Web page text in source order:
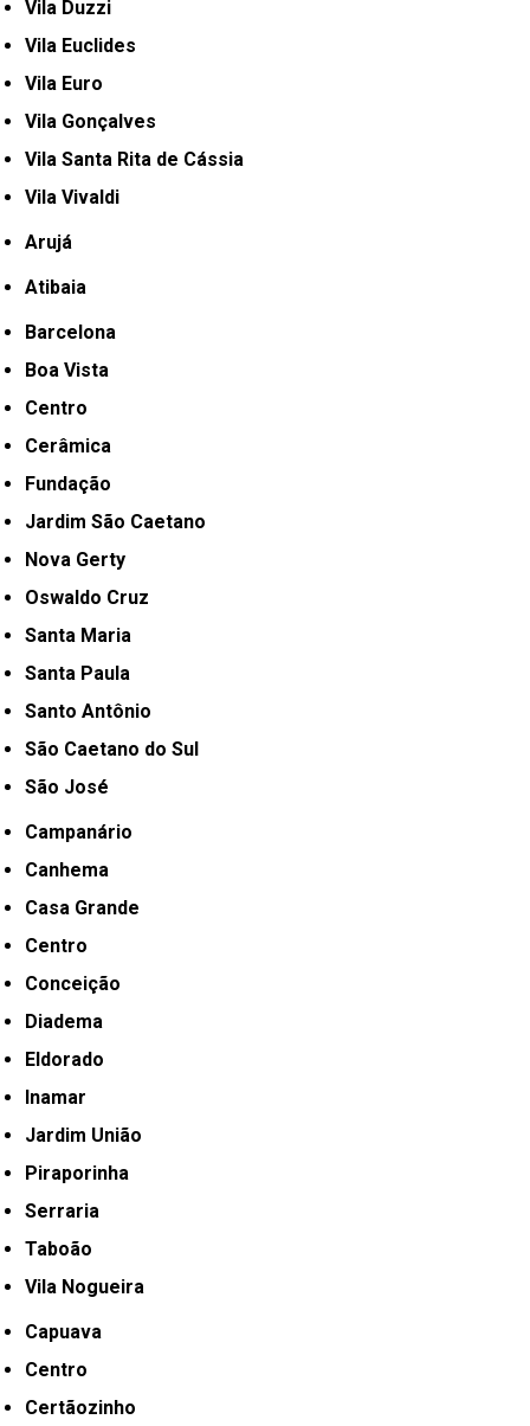
Vila Duzzi
Vila Euclides
Vila Euro
Vila Gonçalves
Vila Santa Rita de Cássia
Vila Vivaldi
Arujá
Atibaia
Barcelona
Boa Vista
Centro
Cerâmica
Fundação
Jardim São Caetano
Nova Gerty
Oswaldo Cruz
Santa Maria
Santa Paula
Santo Antônio
São Caetano do Sul
São José
Campanário
Canhema
Casa Grande
Centro
Conceição
Diadema
Eldorado
Inamar
Jardim União
Piraporinha
Serraria
Taboão
Vila Nogueira
Capuava
Centro
Certãozinho